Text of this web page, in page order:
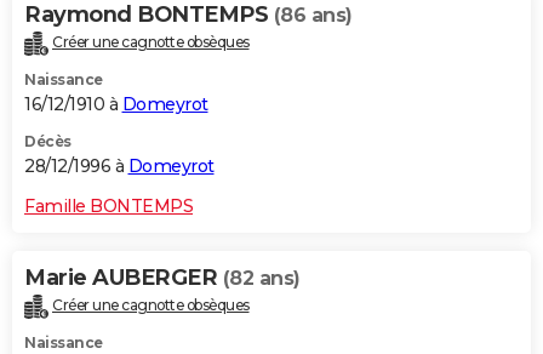
Raymond BONTEMPS (86 ans)
Créer une cagnotte obsèques
Naissance
16/12/1910 à Domeyrot
Décès
28/12/1996 à Domeyrot
Famille BONTEMPS
Marie AUBERGER (82 ans)
Créer une cagnotte obsèques
Naissance